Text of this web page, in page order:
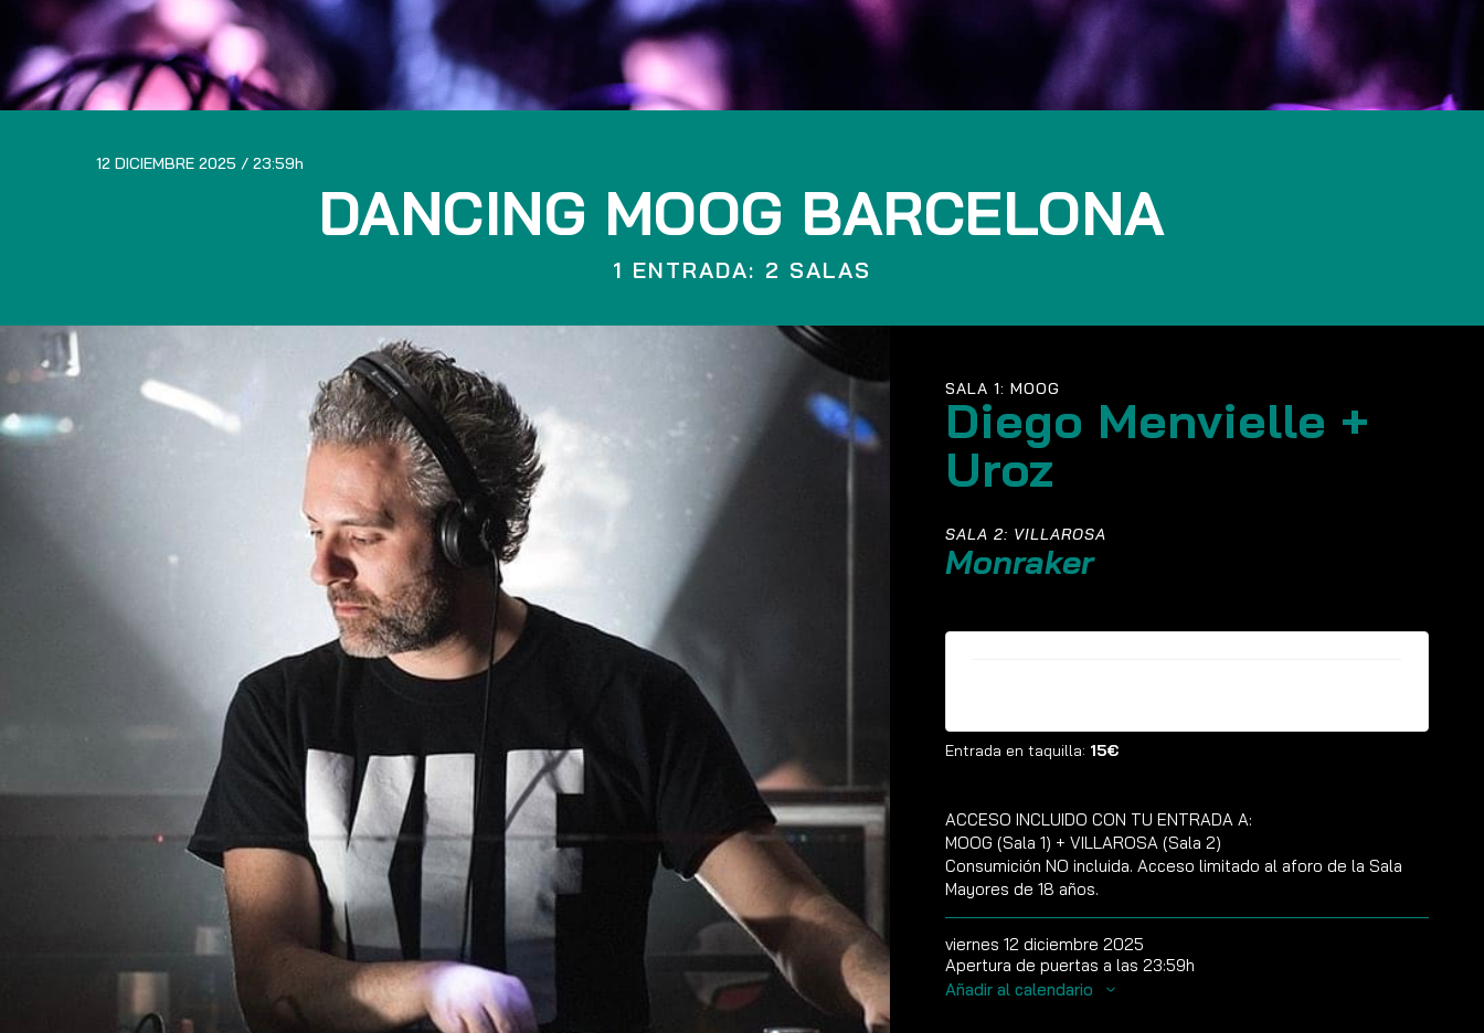
12 DICIEMBRE 2025 23:59
DANCING MOOG BARCELONA
1 ENTRADA: 2 SALAS
SALA 1: MOOG
Diego Menvielle +
Uroz
SALA 2: VILLAROSA
Monraker
Entrada en taquilla: 15€
ACCESO INCLUIDO CON TU ENTRADA A:
MOOG (Sala 1) + VILLAROSA (Sala 2)
Consumición NO incluida. Acceso limitado al aforo de la Sala
Mayores de 18 años.
viernes 12 diciembre 2025
Apertura de puertas a las 23:59h
Añadir al calendario